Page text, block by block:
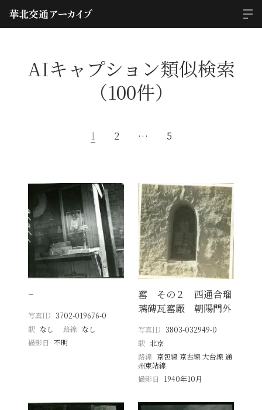
AIキャプション類似検索
（100件）
1 2 … 5
−
写真ID 3702-019676-0
駅 なし 路線 なし
撮影日
不明
窰 その２ 西通合瑠
璃磚瓦窰厰 朝陽門外
写真ID 3803-032949-0
駅 北京
路線 京包線 京古線 大台線 通
州東站線
撮影日
1940年10月